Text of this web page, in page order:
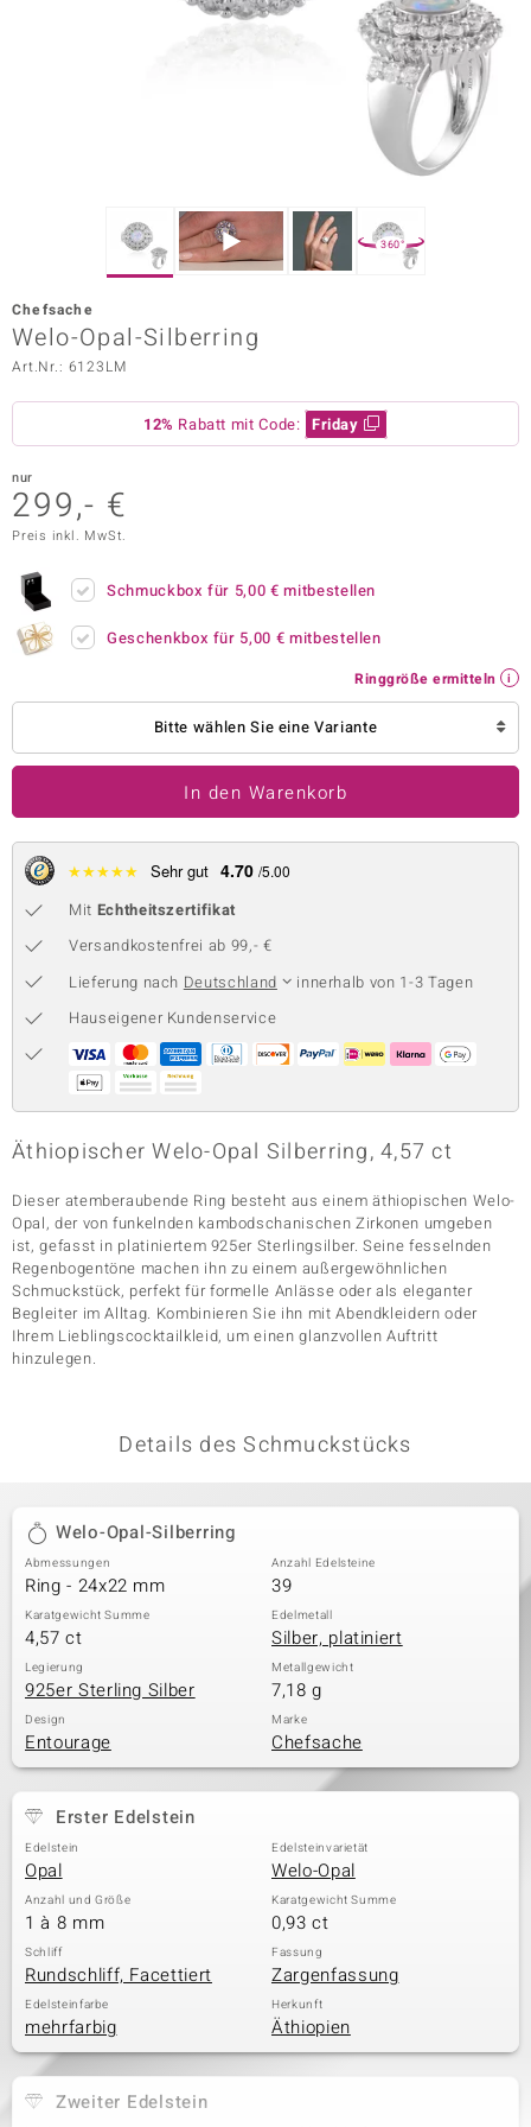
Vogue
Collection
BY DE MELO
Collection
Classics
360°
Chefsache
Welo-Opal-Silberring
Art.Nr.: 6123LM
12% Rabatt mit Code: Friday
nur
299,- €
Preis inkl. MwSt.
Schmuckbox für 5,00 € mitbestellen
Geschenkbox für 5,00 € mitbestellen
Ringgröße ermitteln
Bitte wählen Sie eine Variante
In den Warenkorb
★★★★★ Sehr gut 4.70 /5.00
Mit Echtheitszertifikat
Versandkostenfrei ab 99,- €
Lieferung nach Deutschland
innerhalb von 1-3 Tagen
Hauseigener Kundenservice
Äthiopischer Welo-Opal Silberring, 4,57 ct
Dieser atemberaubende Ring besteht aus einem äthiopischen Welo-
Opal, der von funkelnden kambodschanischen Zirkonen umgeben
ist, gefasst in platiniertem 925er Sterlingsilber. Seine fesselnden
Regenbogentöne machen ihn zu einem außergewöhnlichen
Schmuckstück, perfekt für formelle Anlässe oder als eleganter
Begleiter im Alltag. Kombinieren Sie ihn mit Abendkleidern oder
Ihrem Lieblingscocktailkleid, um einen glanzvollen Auftritt
hinzulegen.
Details des Schmuckstücks
Welo-Opal-Silberring
Abmessungen
Ring - 24x22 mm
Anzahl Edelsteine
39
Karatgewicht Summe
4,57 ct
Edelmetall
Silber, platiniert
Legierung
925er Sterling Silber
Metallgewicht
7,18 g
Design
Entourage
Marke
Chefsache
Erster Edelstein
Edelstein
Opal
Edelsteinvarietät
Welo-Opal
Anzahl und Größe
1 à 8 mm
Karatgewicht Summe
0,93 ct
Schliff
Rundschliff, Facettiert
Fassung
Zargenfassung
Edelsteinfarbe
mehrfarbig
Herkunft
Äthiopien
Zweiter Edelstein